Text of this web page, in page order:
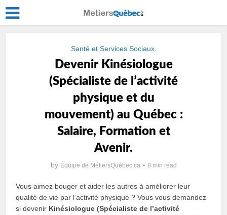
Santé et Services Sociaux.
Devenir Kinésiologue
(Spécialiste de lʼactivité
physique et du
mouvement) au Québec :
Salaire, Formation et
Avenir.
by Équipe de MétiersQuébec.ca 8 min read
Vous aimez bouger et aider les autres à améliorer leur
qualité de vie par l’activité physique ? Vous vous demandez
si devenir Kinésiologue (Spécialiste de lʼactivité